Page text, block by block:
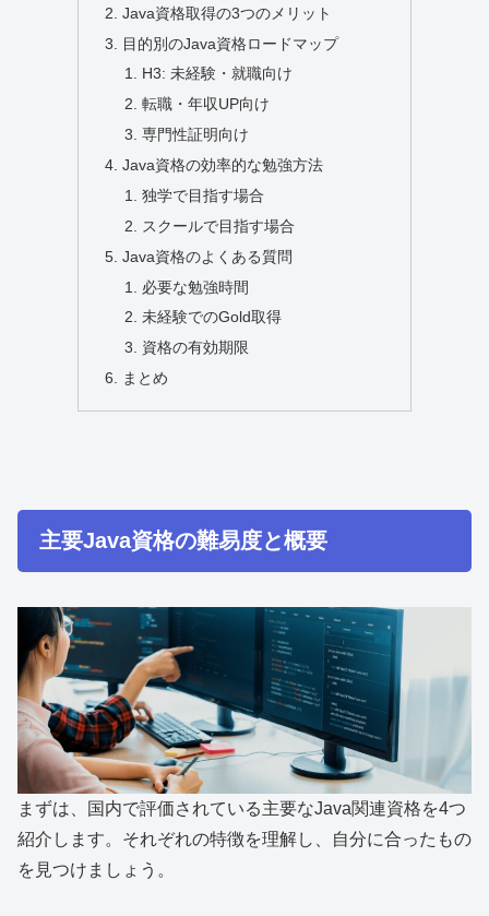
Java資格取得の3つのメリット
目的別のJava資格ロードマップ
H3: 未経験・就職向け
転職・年収UP向け
専門性証明向け
Java資格の効率的な勉強方法
独学で目指す場合
スクールで目指す場合
Java資格のよくある質問
必要な勉強時間
未経験でのGold取得
資格の有効期限
まとめ
主要Java資格の難易度と概要
まずは、国内で評価されている主要なJava関連資格を4つ
紹介します。それぞれの特徴を理解し、自分に合ったもの
を見つけましょう。